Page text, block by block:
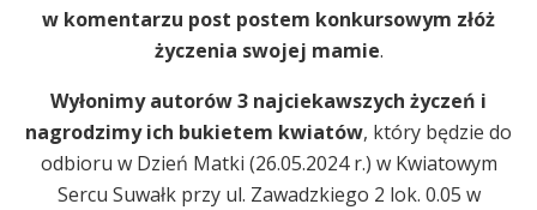
w komentarzu post postem konkursowym złóż
życzenia swojej mamie.
Wyłonimy autorów 3 najciekawszych życzeń i
nagrodzimy ich bukietem kwiatów, który będzie do
odbioru w Dzień Matki (26.05.2024 r.) w Kwiatowym
Sercu Suwałk przy ul. Zawadzkiego 2 lok. 0.05 w